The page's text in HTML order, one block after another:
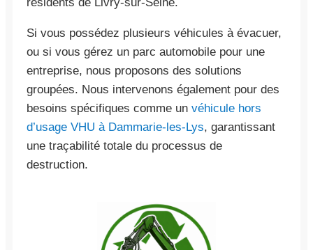
Si vous possédez plusieurs véhicules à évacuer,
ou si vous gérez un parc automobile pour une
entreprise, nous proposons des solutions
groupées. Nous intervenons également pour des
besoins spécifiques comme un véhicule hors
d’usage VHU à Dammarie-les-Lys, garantissant
une traçabilité totale du processus de
destruction.